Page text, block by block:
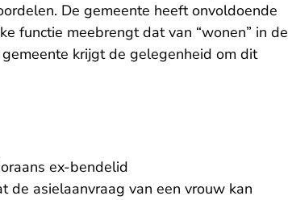
De gemeente heeft onvoldoende
functie meebrengt dat van “wonen” in de
krijgt de gelegenheid om dit
ex-bendelid
de asielaanvraag van een vrouw kan